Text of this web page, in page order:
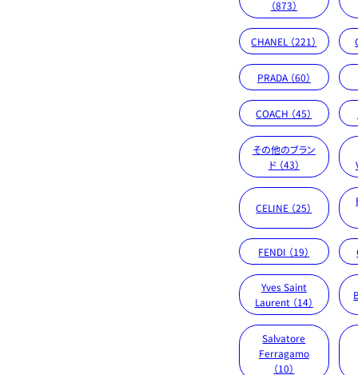
（873）
CHANEL （221）
PRADA （60）
COACH （45）
その他のブラン
ド （43）
CELINE （25）
FENDI （19）
Yves Saint
Laurent （14）
Salvatore
Ferragamo
（10）